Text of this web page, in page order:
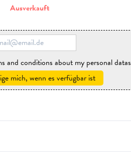
Ausverkauft
and conditions about my personal datas
mich, wenn es verfügbar ist